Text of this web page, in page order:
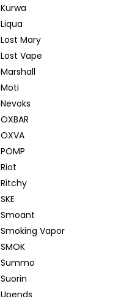
Kurwa
Liqua
Lost Mary
Lost Vape
Marshall
Moti
Nevoks
OXBAR
OXVA
POMP
Riot
Ritchy
SKE
Smoant
Smoking Vapor
SMOK
Summo
Suorin
Upends